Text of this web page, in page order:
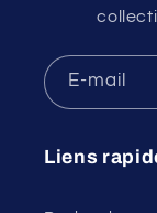
E-mail
Liens